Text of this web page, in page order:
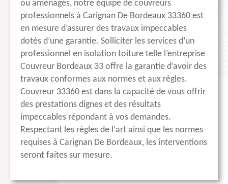
ou aménagés, notre équipe de couvreurs
professionnels à Carignan De Bordeaux 33360 est
en mesure d’assurer des travaux impeccables
dotés d’une garantie. Solliciter les services d’un
professionnel en isolation toiture telle l’entreprise
Couvreur Bordeaux 33 offre la garantie d’avoir des
travaux conformes aux normes et aux règles.
Couvreur 33360 est dans la capacité de vous offrir
des prestations dignes et des résultats
impeccables répondant à vos demandes.
Respectant les règles de l'art ainsi que les normes
requises à Carignan De Bordeaux, les interventions
seront faites sur mesure.